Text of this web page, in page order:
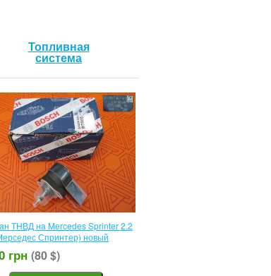
Топливная
система
ТНВД на Mercedes Sprinter 2.2
Спринтер) новый
грн (80 $)